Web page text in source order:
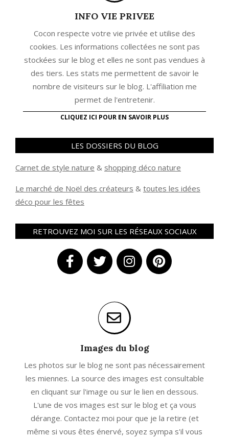
INFO VIE PRIVEE
Cocon respecte votre vie privée et utilise des
cookies. Les informations collectées ne sont pas
stockées sur le blog et elles ne sont pas vendues à
des tiers. Les stats me permettent de savoir le
nombre de visiteurs sur le blog. L'affiliation me
permet de l'entretenir.
CLIQUEZ ICI POUR EN SAVOIR PLUS
LES DOSSIERS DU BLOG
Carnet de style nature & shopping déco nature
Le marché de Noël des créateurs & toutes les idées
déco pour les fêtes
RETROUVEZ MOI SUR LES RÉSEAUX SOCIAUX
Images du blog
Les photos sur le blog ne sont pas nécessairement
les miennes. La source des images est consultable
en cliquant sur l'image ou sur le lien en dessous.
L'une de vos images est sur le blog et ça vous
dérange. Contactez moi pour que je la retire (et
même si vous êtes énervé, soyez sympa s'il vous